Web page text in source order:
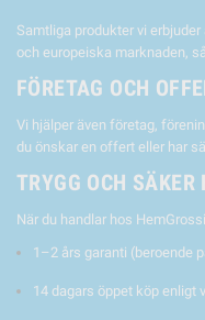
Samtliga produkter vi
och europeiska marknaden,
FÖRETAG OCH
Vi hjälper även företag,
du önskar en offert eller har
TRYGG OCH SÄKER
När du handlar hos
1–2 års garanti (beroende
14 dagars öppet köp enligt